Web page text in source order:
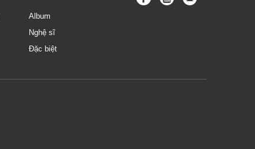
Album
Nghệ sĩ
Đặc biệt